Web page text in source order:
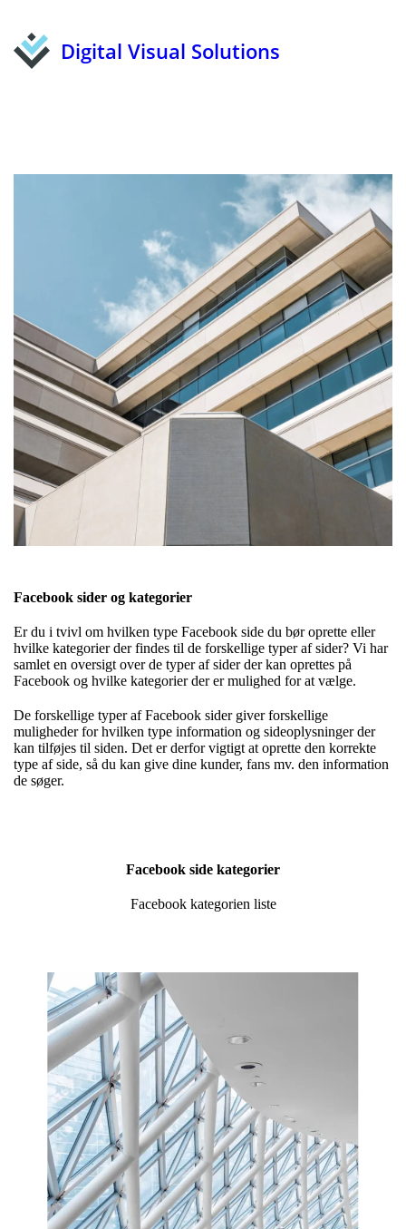
Digital Visual Solutions
Facebook sider og kategorier
Er du i tvivl om hvilken type Facebook side du bør oprette eller
hvilke kategorier der findes til de forskellige typer af sider? Vi har
samlet en oversigt over de typer af sider der kan oprettes på
Facebook og hvilke kategorier der er mulighed for at vælge.
De forskellige typer af Facebook sider giver forskellige
muligheder for hvilken type information og sideoplysninger der
kan tilføjes til siden. Det er derfor vigtigt at oprette den korrekte
type af side, så du kan give dine kunder, fans mv. den information
de søger.
Facebook side kategorier
Facebook kategorien liste